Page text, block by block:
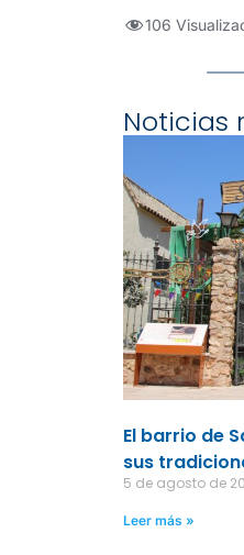
106
Noticias
El barrio de
sus
5 de agosto de
Leer más »